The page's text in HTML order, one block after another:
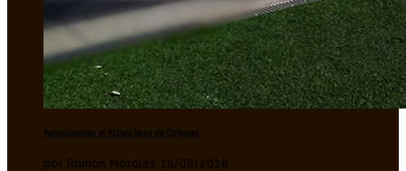
Patrocinando el fútbol base de Ogíjares
por Ramón Morales 16/08/2018